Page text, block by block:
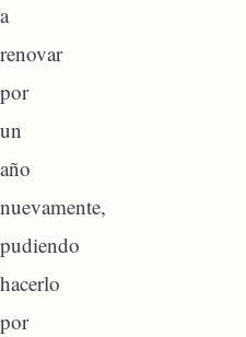
a
renovar
por
un
año
nuevamente,
pudiendo
hacerlo
por